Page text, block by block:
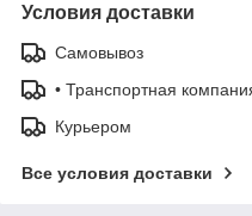
Условия доставки
Самовывоз
• Транспортная
Курьером
Все условия доставки